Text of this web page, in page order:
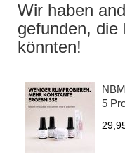
Wir haben
gefunden, die
könnten!
5